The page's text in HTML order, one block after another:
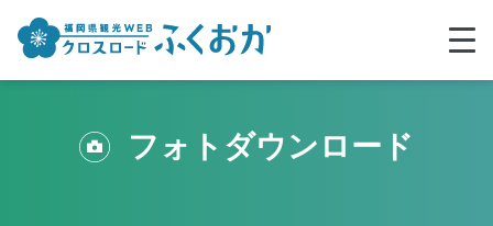
フォトダウンロード